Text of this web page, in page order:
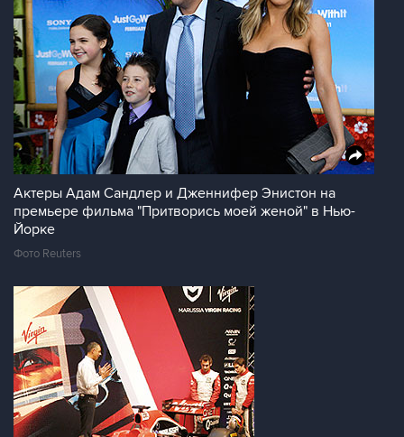
Актеры Адам Сандлер и Дженнифер Энистон на
премьере фильма "Притворись моей женой" в Нью-
Йорке
Фото Reuters